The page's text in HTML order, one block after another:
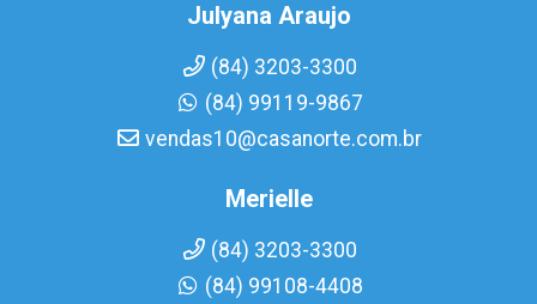
Julyana Araujo
(84) 3203-3300
(84) 99119-9867
vendas10@casanorte.com.br
Merielle
(84) 3203-3300
(84) 99108-4408